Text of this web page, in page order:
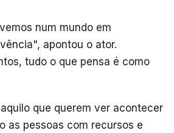
num mundo em
apontou o ator.
tudo o que pensa é como
que querem ver acontecer
as pessoas com recursos e